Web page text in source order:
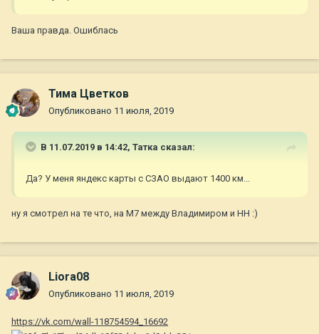
Ваша правда. Ошиблась
Тима Цветков
Опубликовано 11 июля, 2019
В 11.07.2019 в 14:42, Татка сказал:
Да? У меня яндекс карты с СЗАО выдают 1400 км...
ну я смотрел на те что, на М7 между Владимиром и НН :)
Liora08
Опубликовано 11 июля, 2019
https://vk.com/wall-118754594_16692